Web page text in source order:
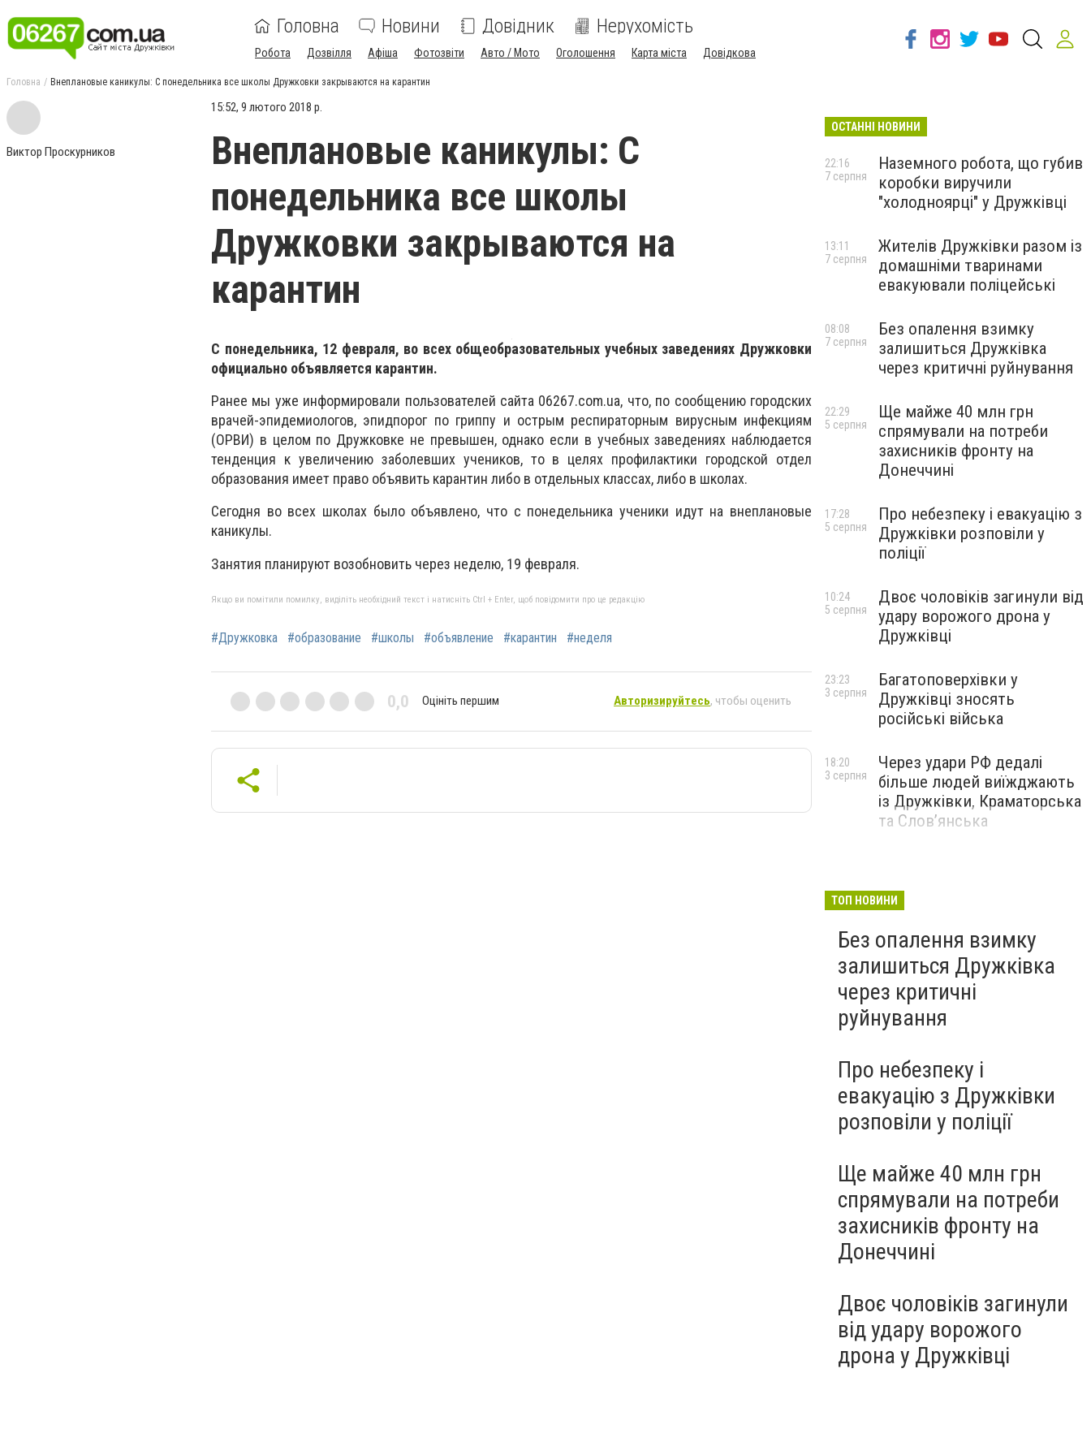
Головна Новини Довідник Нерухомість
Робота Дозвілля Афіша Фотозвіти Авто / Мото Оголошення Карта міста Довідкова
Головна Внеплановые каникулы: С понедельника все школы Дружковки закрываются на карантин
Виктор Проскурников
15:52, 9 лютого 2018 р.
Внеплановые каникулы: С
понедельника все школы
Дружковки закрываются на
карантин
С понедельника, 12 февраля, во всех общеобразовательных учебных заведениях Дружковки
официально объявляется карантин.
Ранее мы уже информировали пользователей сайта 06267.com.ua, что, по сообщению городских
врачей-эпидемиологов, эпидпорог по гриппу и острым респираторным вирусным инфекциям
(ОРВИ) в целом по Дружковке не превышен, однако если в учебных заведениях наблюдается
тенденция к увеличению заболевших учеников, то в целях профилактики городской отдел
образования имеет право объявить карантин либо в отдельных классах, либо в школах.
Сегодня во всех школах было объявлено, что с понедельника ученики идут на внеплановые
каникулы.
Занятия планируют возобновить через неделю, 19 февраля.
Якщо ви помітили помилку, виділіть необхідний текст і натисніть Ctrl + Enter, щоб повідомити про це редакцію
#Дружковка #образование #школы #объявление #карантин #неделя
0,0 Оцініть першим Авторизируйтесь, чтобы оценить
ОСТАННІ НОВИНИ
Наземного робота, що губив
коробки виручили
"холодноярці" у Дружківці
22:16
7 серпня
Жителів Дружківки разом із
домашніми тваринами
евакуювали поліцейські
13:11
7 серпня
Без опалення взимку
залишиться Дружківка
через критичні руйнування
08:08
7 серпня
Ще майже 40 млн грн
спрямували на потреби
захисників фронту на
Донеччині
22:29
5 серпня
Про небезпеку і евакуацію з
Дружківки розповіли у
поліції
17:28
5 серпня
Двоє чоловіків загинули від
удару ворожого дрона у
Дружківці
10:24
5 серпня
Багатоповерхівки у
Дружківці зносять
російські війська
23:23
3 серпня
Через удари РФ дедалі
більше людей виїжджають
із Дружківки, Краматорська
та Слов’янська
18:20
3 серпня
ТОП НОВИНИ
Без опалення взимку
залишиться Дружківка
через критичні
руйнування
Про небезпеку і
евакуацію з Дружківки
розповіли у поліції
Ще майже 40 млн грн
спрямували на потреби
захисників фронту на
Донеччині
Двоє чоловіків загинули
від удару ворожого
дрона у Дружківці